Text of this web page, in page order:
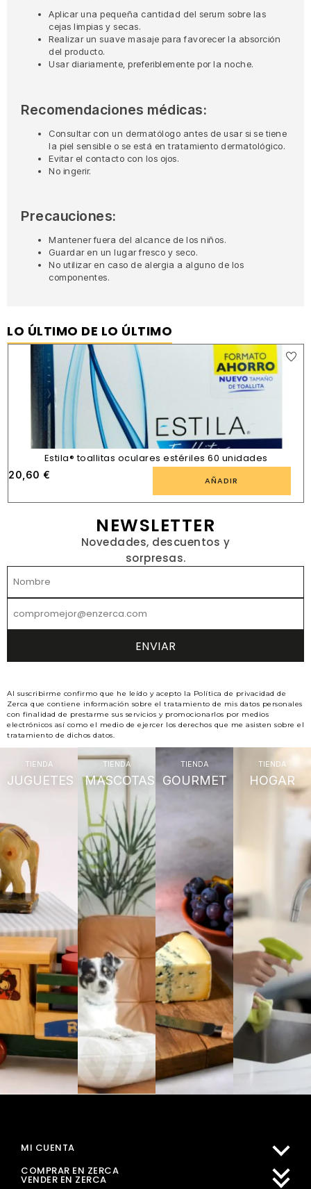
Aplicar una pequeña cantidad del serum sobre las
cejas limpias y secas.
Realizar un suave masaje para favorecer la absorción
del producto.
Usar diariamente, preferiblemente por la noche.
Recomendaciones médicas:
Consultar con un dermatólogo antes de usar si se tiene
la piel sensible o se está en tratamiento dermatológico.
Evitar el contacto con los ojos.
No ingerir.
Precauciones:
Mantener fuera del alcance de los niños.
Guardar en un lugar fresco y seco.
No utilizar en caso de alergia a alguno de los
componentes.
LO ÚLTIMO DE LO ÚLTIMO
Estila® toallitas oculares estériles 60 unidades
20,60 € AÑADIR
NEWSLETTER
Novedades, descuentos y
sorpresas.
Al suscribirme confirmo que he leído y acepto la Política de privacidad de
Zerca que contiene información sobre el tratamiento de mis datos personales
con finalidad de prestarme sus servicios y promocionarlos por medios
electrónicos así como el medio de ejercer los derechos que me asisten sobre el
tratamiento de dichos datos.
TIENDA
JUGUETES
TIENDA
MASCOTAS
TIENDA
GOURMET
TIENDA
HOGAR
MI CUENTA
COMPRAR EN ZERCA
VENDER EN ZERCA